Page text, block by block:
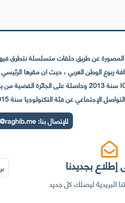
عن طريق حلقات متسلسلة نتطرق فيها
فئة التكنولوجيا سنة 2015 وهو الموقع التقني الاول في المغرب والعالم العربي
للإتصال بنا:
بجديدنا
البريدية ليصلك كل جديد